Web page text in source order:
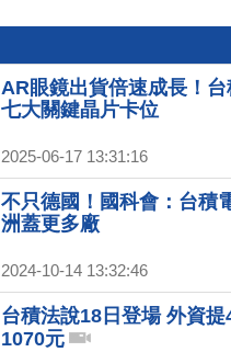
AR眼鏡出貨倍速成長！台
七大關鍵晶片卡位
2025-06-17 13:31:16
不只德國！國科會：台積
洲蓋更多廠
2024-10-14 13:32:46
台積法說18日登場 外資
1070元